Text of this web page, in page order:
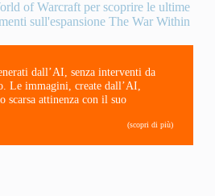
of Warcraft per scoprire le ultime
sull'espansione The War Within
dall’AI, senza interventi da
Le immagini, create dall’AI,
scarsa attinenza con il suo
(scopri di più)